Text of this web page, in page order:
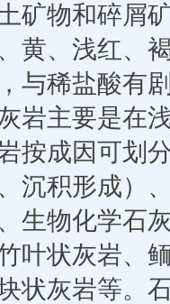
矿物和碎屑
黄、浅红、
与稀盐酸有
岩主要是在
按成因可划
沉积形成）
生物化学石
叶状灰岩、
状灰岩等。